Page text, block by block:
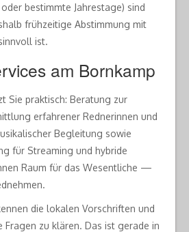
bestimmte Jahrestage) sind
frühzeitige Abstimmung mit
ist.
am Bornkamp
Sie praktisch: Beratung zur
erfahrener Rednerinnen und
Begleitung sowie
für Streaming und hybride
Raum für das Wesentliche —
die lokalen Vorschriften und
Fragen zu klären. Das ist gerade in